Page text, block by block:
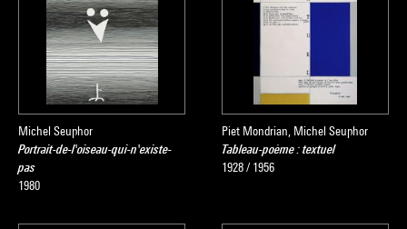
Michel Seuphor
Portrait-de-l'oiseau-qui-n'existe-
pas
1980
Piet Mondrian, Michel Seuphor
Tableau-poème : textuel
1928 / 1956